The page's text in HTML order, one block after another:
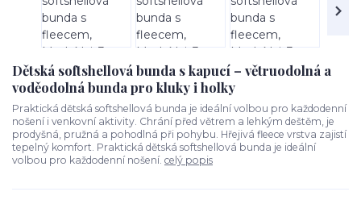
Dětská softshellová bunda s kapucí – větruodolná a
voděodolná bunda pro kluky i holky
Praktická dětská softshellová bunda je ideální volbou pro každodenní
nošení i venkovní aktivity. Chrání před větrem a lehkým deštěm, je
prodyšná, pružná a pohodlná při pohybu. Hřejivá fleece vrstva zajistí
tepelný komfort. Praktická dětská softshellová bunda je ideální
volbou pro každodenní nošení. celý popis